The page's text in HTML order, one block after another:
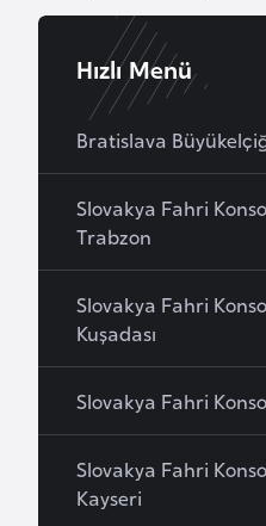
Hızlı Menü
Bratislava
Slovakya Fahri
Trabzon
Slovakya Fahri
Kuşadası
Slovakya Fahri
Slovakya Fahri
Kayseri
A
v
u
s
t
u
r
y
a
A
e
r